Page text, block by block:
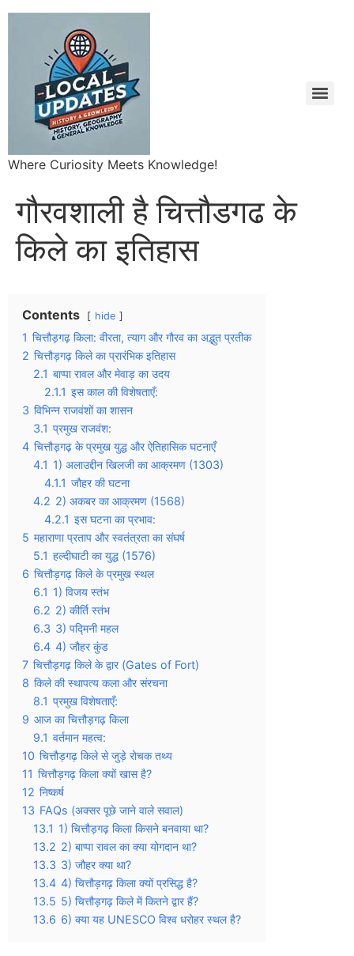
Where Curiosity Meets Knowledge!
गौरवशाली है चित्तौडगढ के
किले का इतिहास
Contents hide
1 चित्तौड़गढ़ किला: वीरता, त्याग और गौरव का अद्भुत प्रतीक
2 चित्तौड़गढ़ किले का प्रारंभिक इतिहास
2.1 बाप्पा रावल और मेवाड़ का उदय
2.1.1 इस काल की विशेषताएँ:
3 विभिन्न राजवंशों का शासन
3.1 प्रमुख राजवंश:
4 चित्तौड़गढ़ के प्रमुख युद्ध और ऐतिहासिक घटनाएँ
4.1 1) अलाउद्दीन खिलजी का आक्रमण (1303)
4.1.1 जौहर की घटना
4.2 2) अकबर का आक्रमण (1568)
4.2.1 इस घटना का प्रभाव:
5 महाराणा प्रताप और स्वतंत्रता का संघर्ष
5.1 हल्दीघाटी का युद्ध (1576)
6 चित्तौड़गढ़ किले के प्रमुख स्थल
6.1 1) विजय स्तंभ
6.2 2) कीर्ति स्तंभ
6.3 3) पद्मिनी महल
6.4 4) जौहर कुंड
7 चित्तौड़गढ़ किले के द्वार (Gates of Fort)
8 किले की स्थापत्य कला और संरचना
8.1 प्रमुख विशेषताएँ:
9 आज का चित्तौड़गढ़ किला
9.1 वर्तमान महत्व:
10 चित्तौड़गढ़ किले से जुड़े रोचक तथ्य
11 चित्तौड़गढ़ किला क्यों खास है?
12 निष्कर्ष
13 FAQs (अक्सर पूछे जाने वाले सवाल)
13.1 1) चित्तौड़गढ़ किला किसने बनवाया था?
13.2 2) बाप्पा रावल का क्या योगदान था?
13.3 3) जौहर क्या था?
13.4 4) चित्तौड़गढ़ किला क्यों प्रसिद्ध है?
13.5 5) चित्तौड़गढ़ किले में कितने द्वार हैं?
13.6 6) क्या यह UNESCO विश्व धरोहर स्थल है?